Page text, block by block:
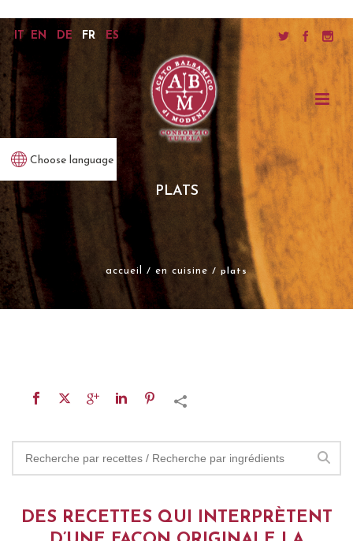
Choose language
PLATS
accueil / en cuisine / plats
IT EN DE FR ES
DES RECETTES QUI INTERPRÈTENT